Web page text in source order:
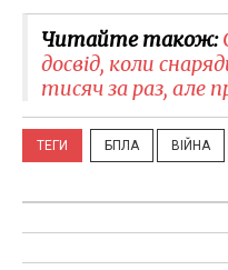
Читайте також:
досвід, коли
тисяч за раз, але
ТЕГИ БПЛА ВІЙНА